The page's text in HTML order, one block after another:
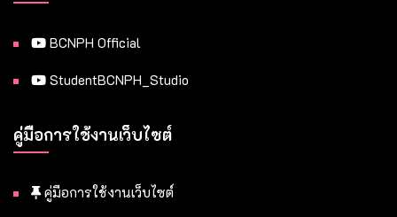
BCNPH Official
StudentBCNPH_Studio
คู่มือการใช้งานเว็บไซต์
คู่มือการใช้งานเว็บไซต์